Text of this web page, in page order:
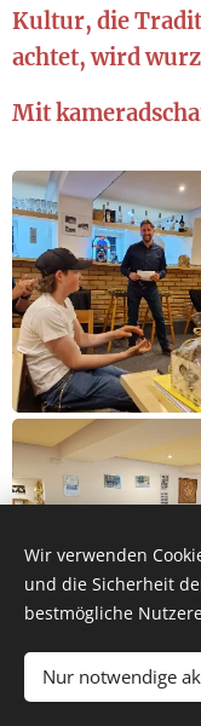
Kultur, die
achtet, wird
Mit
Erstellen Sie Ihre
Wir verwenden
und die Sicherheit
bestmögliche
Nur notwendige